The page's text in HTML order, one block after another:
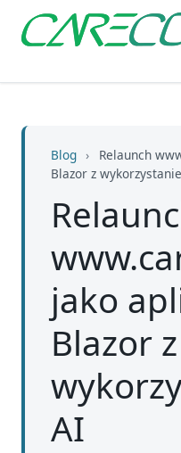
Blog ›
Relaunch
Blazor z
jako
Blazor z
AI